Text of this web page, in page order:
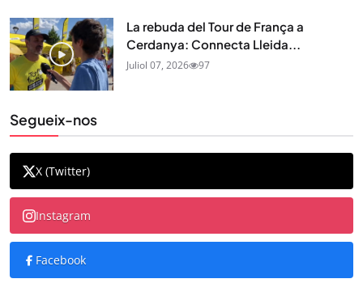
La rebuda del Tour de França a
Cerdanya: Connecta Lleida...
Juliol 07, 2026 97
Segueix-nos
X (Twitter)
Instagram
Facebook